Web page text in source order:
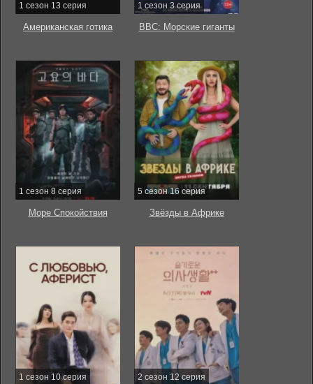
1 сезон 13 серия
Американская готика
1 сезон 3 серия
BBC: Морские гиганты
1 сезон 8 серия
Море Спокойствия
5 сезон 16 серия
Звёзды в Африке
1 сезон 10 серия 2 сезон 12 серия